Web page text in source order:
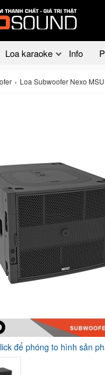
Loa karaoke Info
Loa Subwoofer Nexo
để phóng to hình sản